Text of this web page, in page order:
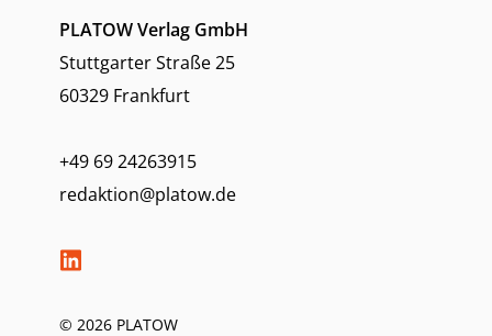
PLATOW Verlag GmbH
Stuttgarter Straße 25
60329 Frankfurt
+49 69 24263915
redaktion@platow.de
© 2026 PLATOW